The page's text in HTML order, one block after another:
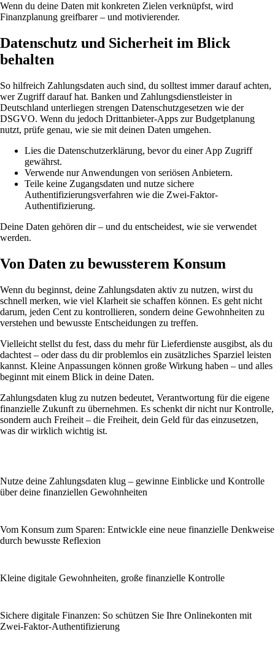
Wenn du deine Daten mit konkreten Zielen verknüpfst, wird
Finanzplanung greifbarer – und motivierender.
Datenschutz und Sicherheit im Blick
behalten
So hilfreich Zahlungsdaten auch sind, du solltest immer darauf achten,
wer Zugriff darauf hat. Banken und Zahlungsdienstleister in
Deutschland unterliegen strengen Datenschutzgesetzen wie der
DSGVO. Wenn du jedoch Drittanbieter-Apps zur Budgetplanung
nutzt, prüfe genau, wie sie mit deinen Daten umgehen.
Lies die Datenschutzerklärung, bevor du einer App Zugriff
gewährst.
Verwende nur Anwendungen von seriösen Anbietern.
Teile keine Zugangsdaten und nutze sichere
Authentifizierungsverfahren wie die Zwei-Faktor-
Authentifizierung.
Deine Daten gehören dir – und du entscheidest, wie sie verwendet
werden.
Von Daten zu bewussterem Konsum
Wenn du beginnst, deine Zahlungsdaten aktiv zu nutzen, wirst du
schnell merken, wie viel Klarheit sie schaffen können. Es geht nicht
darum, jeden Cent zu kontrollieren, sondern deine Gewohnheiten zu
verstehen und bewusste Entscheidungen zu treffen.
Vielleicht stellst du fest, dass du mehr für Lieferdienste ausgibst, als du
dachtest – oder dass du dir problemlos ein zusätzliches Sparziel leisten
kannst. Kleine Anpassungen können große Wirkung haben – und alles
beginnt mit einem Blick in deine Daten.
Zahlungsdaten klug zu nutzen bedeutet, Verantwortung für die eigene
finanzielle Zukunft zu übernehmen. Es schenkt dir nicht nur Kontrolle,
sondern auch Freiheit – die Freiheit, dein Geld für das einzusetzen,
was dir wirklich wichtig ist.
Nutze deine Zahlungsdaten klug – gewinne Einblicke und Kontrolle
über deine finanziellen Gewohnheiten
Vom Konsum zum Sparen: Entwickle eine neue finanzielle Denkweise
durch bewusste Reflexion
Kleine digitale Gewohnheiten, große finanzielle Kontrolle
Sichere digitale Finanzen: So schützen Sie Ihre Onlinekonten mit
Zwei-Faktor-Authentifizierung